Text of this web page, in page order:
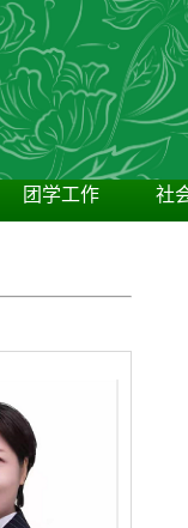
团学工作 社